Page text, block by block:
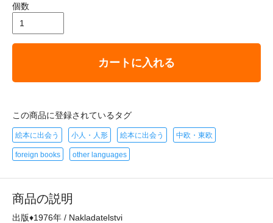
個数
カートに入れる
この商品に登録されているタグ
絵本に出会う 小人・人形 絵本に出会う 中欧・東欧
foreign books other languages
商品の説明
出版♦1976年 / Nakladatelstvi